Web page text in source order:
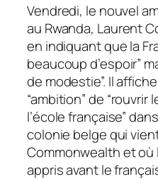
Vendredi, le nouvel
au Rwanda, Laurent
en indiquant que la
beaucoup d’espoir”
de modestie”. Il
“ambition” de
l’école française”
colonie belge qui
Commonwealth et où
appris avant le